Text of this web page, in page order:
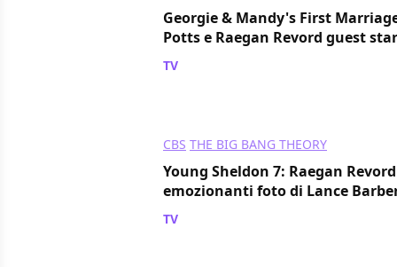
Georgie & Mandy's First
Potts e Raegan Revord guest
TV
CBS THE BIG BANG THEORY
Young Sheldon 7: Raegan
emozionanti foto di Lance
TV